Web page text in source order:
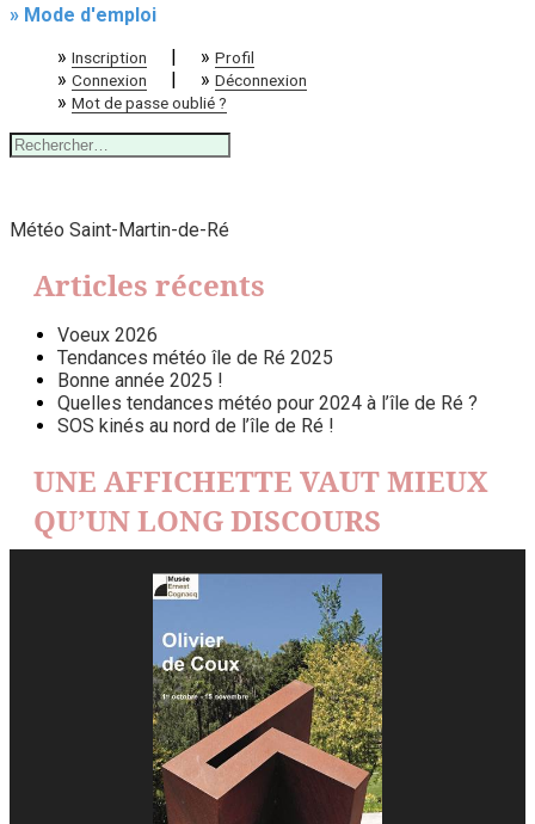
» Mode d'emploi
» Inscription | » Profil
» Connexion | » Déconnexion
» Mot de passe oublié ?
Rechercher :
Météo Saint-Martin-de-Ré
Articles récents
Voeux 2026
Tendances météo île de Ré 2025
Bonne année 2025 !
Quelles tendances météo pour 2024 à l’île de Ré ?
SOS kinés au nord de l’île de Ré !
UNE AFFICHETTE VAUT MIEUX
QU’UN LONG DISCOURS